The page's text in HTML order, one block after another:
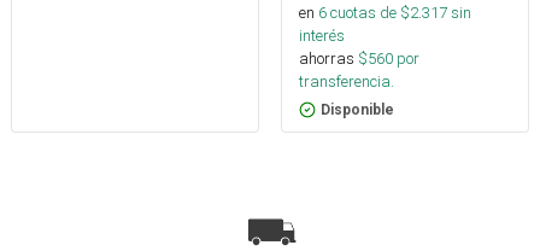
en 6cuotas de $2.317sin
interés
ahorras $560 por
transferencia.
Disponible